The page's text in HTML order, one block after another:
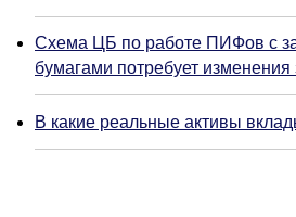
Схема ЦБ по работе ПИФов с
бумагами потребует изменения
В какие реальные активы